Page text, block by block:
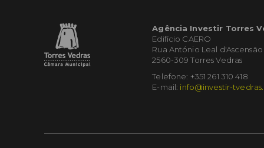
Agência Investir Torres
Edifício CAERO
Rua António Leal d'Ascensão
2560-309 Torres Vedras
Telefone: +351 261 310 418
E-mail: info@investir-